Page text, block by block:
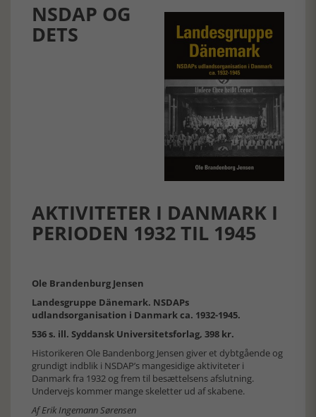
NSDAP OG
DETS
AKTIVITETER I DANMARK I
PERIODEN 1932 TIL 1945
Ole Brandenburg Jensen
Landesgruppe Dänemark. NSDAPs
udlandsorganisation i Danmark ca. 1932-1945.
536 s. ill. Syddansk Universitetsforlag, 398 kr.
Historikeren Ole Bandenborg Jensen giver et dybtgående og
grundigt indblik i NSDAP’s mangesidige aktiviteter i
Danmark fra 1932 og frem til besættelsens afslutning.
Undervejs kommer mange skeletter ud af skabene.
Af Erik Ingemann Sørensen